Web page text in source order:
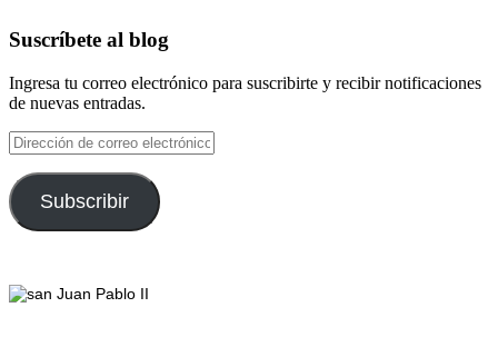
Suscríbete al blog
Ingresa tu correo electrónico para suscribirte y recibir notificaciones
de nuevas entradas.
Dirección
de
correo
electrónico
Subscribir